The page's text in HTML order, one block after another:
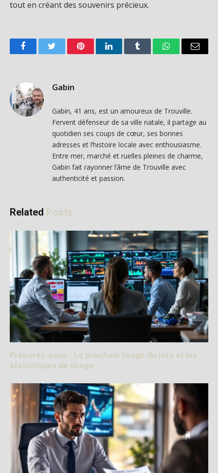
tout en créant des souvenirs précieux.
FacebookTwitter PinterestLinkedInTumblr WhatsAppEmail
Gabin
Gabin, 41 ans, est un amoureux de Trouville.
Fervent défenseur de sa ville natale, il partage au
quotidien ses coups de cœur, ses bonnes
adresses et l’histoire locale avec enthousiasme.
Entre mer, marché et ruelles pleines de charme,
Gabin fait rayonner l’âme de Trouville avec
authenticité et passion.
Related Posts
Préparez-vous : Le prochain tirage du loto et les
statistiques de tirage